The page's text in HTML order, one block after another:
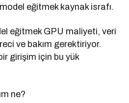
eğitmek kaynak israfı.
eğitmek GPU maliyeti, veri
ve bakım gerektiriyor.
girişim için bu yük
ne?